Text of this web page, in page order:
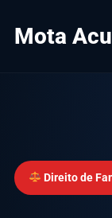
Mota
Direito de